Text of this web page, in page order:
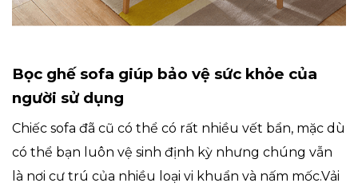
Bọc ghế sofa giúp bảo vệ sức khỏe của
người sử dụng
Chiếc sofa đã cũ có thể có rất nhiều vết bẩn, mặc dù
có thể bạn luôn vệ sinh định kỳ nhưng chúng vẫn
là nơi cư trú của nhiều loại vi khuẩn và nấm mốc.Vải